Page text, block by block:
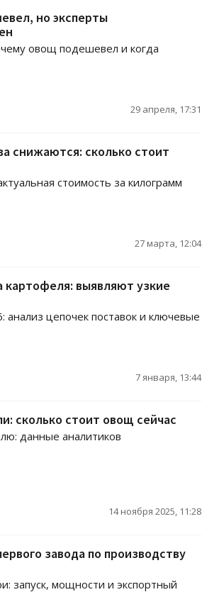
но эксперты
овощ подешевел и когда
29 апреля, 17:31
снижаются: сколько стоит
стоимость за килограмм
27 марта, 12:04
картофеля: выявляют узкие
цепочек поставок и ключевые
7 января, 13:44
сколько стоит овощ сейчас
данные аналитиков
14 ноября 2025, 11:28
завода по производству
запуск, мощности и экспортный